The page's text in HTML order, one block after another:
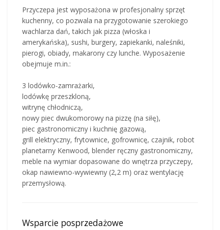
Przyczepa jest wyposażona w profesjonalny sprzęt
kuchenny, co pozwala na przygotowanie szerokiego
wachlarza dań, takich jak pizza (włoska i
amerykańska), sushi, burgery, zapiekanki, naleśniki,
pierogi, obiady, makarony czy lunche. Wyposażenie
obejmuje m.in.:
3 lodówko-zamrażarki,
lodówkę przeszkloną,
witrynę chłodniczą,
nowy piec dwukomorowy na pizzę (na siłę),
piec gastronomiczny i kuchnię gazową,
grill elektryczny, frytownice, gofrownicę, czajnik, robot
planetarny Kenwood, blender ręczny gastronomiczny,
meble na wymiar dopasowane do wnętrza przyczepy,
okap nawiewno-wywiewny (2,2 m) oraz wentylację
przemysłową.
Wsparcie posprzedażowe